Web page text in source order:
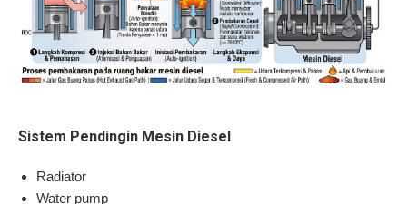
Sistem Pendingin Mesin Diesel
Radiator
Water pump